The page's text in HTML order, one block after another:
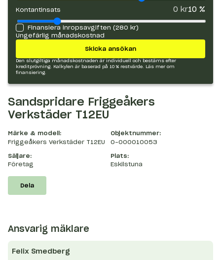
Kontantinsats 0 kr10 %
Finansiera inropsavgiften (280 kr)
Ungefärlig månadskostnad
Skicka ansökan
Den slutgiltiga månadskostnaden är individuell och bestäms efter
kreditprövning. Kalkylen är baserad på 10 % restvärde.
Läs mer om
finansiering.
Sandspridare Friggeåkers
Verkstäder T12EU
Märke & modell:
Friggeåkers Verkstäder T12EU
Objektnummer:
O-000010053
Säljare:
Företag
Plats:
Eskilstuna
Dela
Ansvarig mäklare
Felix Smedberg